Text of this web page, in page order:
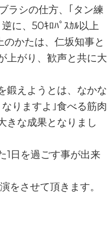
ラシの仕方、｢タン練
に、50ｷﾛﾊﾟｽｶﾙ以上
かたは、仁坂知事と
上がり、歓声と共に大
鍛えようとは、なかな
りますよ｣食べる筋肉
きな成果となりまし
1日を過ごす事が出来
をさせて頂きます。